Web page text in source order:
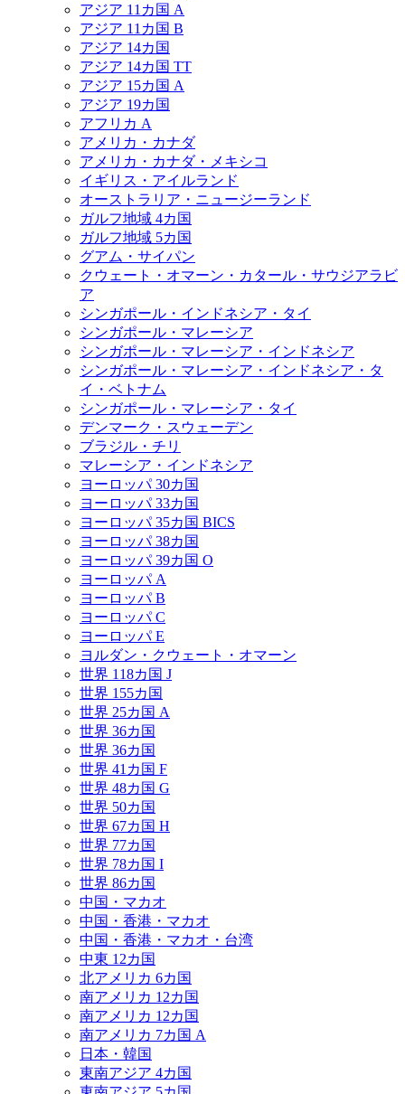
アジア 11カ国 A
アジア 11カ国 B
アジア 14カ国
アジア 14カ国 TT
アジア 15カ国 A
アジア 19カ国
アフリカ A
アメリカ・カナダ
アメリカ・カナダ・メキシコ
イギリス・アイルランド
オーストラリア・ニュージーランド
ガルフ地域 4カ国
ガルフ地域 5カ国
グアム・サイパン
クウェート・オマーン・カタール・サウジアラビ
ア
シンガポール・インドネシア・タイ
シンガポール・マレーシア
シンガポール・マレーシア・インドネシア
シンガポール・マレーシア・インドネシア・タ
イ・ベトナム
シンガポール・マレーシア・タイ
デンマーク・スウェーデン
ブラジル・チリ
マレーシア・インドネシア
ヨーロッパ 30カ国
ヨーロッパ 33カ国
ヨーロッパ 35カ国 BICS
ヨーロッパ 38カ国
ヨーロッパ 39カ国 O
ヨーロッパ A
ヨーロッパ B
ヨーロッパ C
ヨーロッパ E
ヨルダン・クウェート・オマーン
世界 118カ国 J
世界 155カ国
世界 25カ国 A
世界 36カ国
世界 36カ国
世界 41カ国 F
世界 48カ国 G
世界 50カ国
世界 67カ国 H
世界 77カ国
世界 78カ国 I
世界 86カ国
中国・マカオ
中国・香港・マカオ
中国・香港・マカオ・台湾
中東 12カ国
北アメリカ 6カ国
南アメリカ 12カ国
南アメリカ 12カ国
南アメリカ 7カ国 A
日本・韓国
東南アジア 4カ国